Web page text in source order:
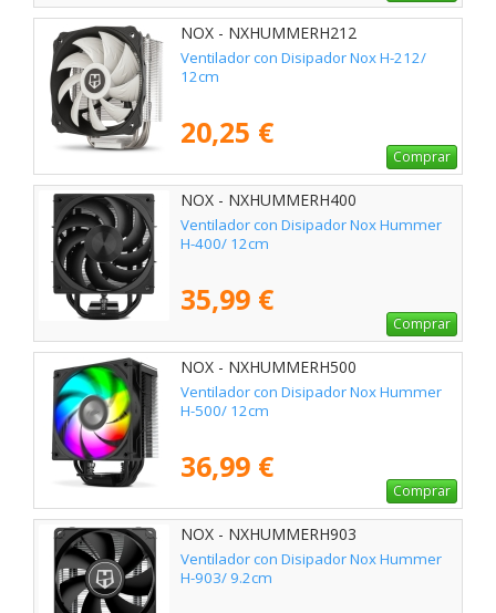
NOX - NXHUMMERH212
Ventilador con Disipador Nox H-212/
12cm
20,25 €
Comprar
NOX - NXHUMMERH400
Ventilador con Disipador Nox Hummer
H-400/ 12cm
35,99 €
Comprar
NOX - NXHUMMERH500
Ventilador con Disipador Nox Hummer
H-500/ 12cm
36,99 €
Comprar
NOX - NXHUMMERH903
Ventilador con Disipador Nox Hummer
H-903/ 9.2cm